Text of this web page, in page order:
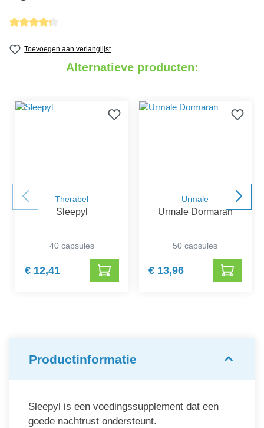
Toevoegen aan verlanglijst
Alternatieve producten:
Therabel
Sleepyl
40 capsules
€ 12,41
Urmale
Urmale Dormaran
50 capsules
€ 13,96
Productinformatie
Sleepyl is een voedingssupplement dat een
goede nachtrust ondersteunt.